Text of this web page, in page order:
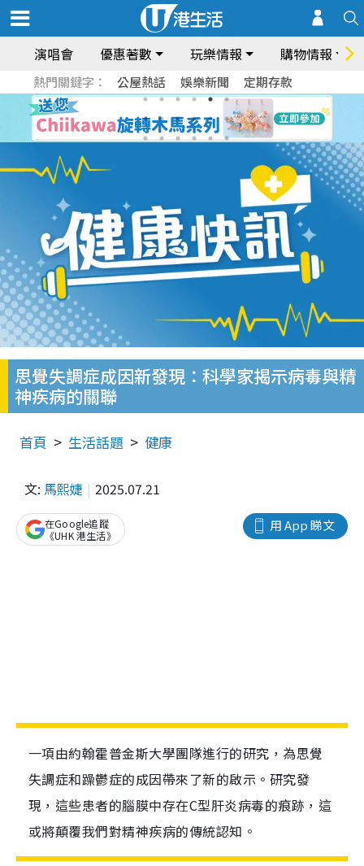
演唱會 優惠著數 玩樂情報 購物情報
熱門關鍵字： 公屋熱話 娛樂新聞 定期存款
思覺失調症成因新發現：科學家揭示病毒與精
神疾病的關聯
首頁 生活話題 健康
文: 馬熙婕 2025.07.21
用 App 睇文
在Google追蹤
《UHK 港生活》
一項由約翰霍普金斯大學團隊進行的研究，為思覺
失調症和躁鬱症的成因帶來了新的啟示。研究發
現，這些患者的腦膜中存在C型肝炎病毒的痕跡，這
或將顛覆我們對精神疾病的傳統認知。